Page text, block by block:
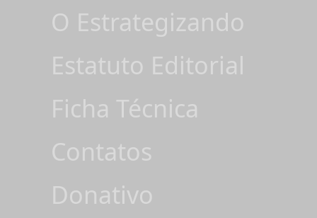
O Estrategizando
Estatuto Editorial
Ficha Técnica
Contatos
Donativo